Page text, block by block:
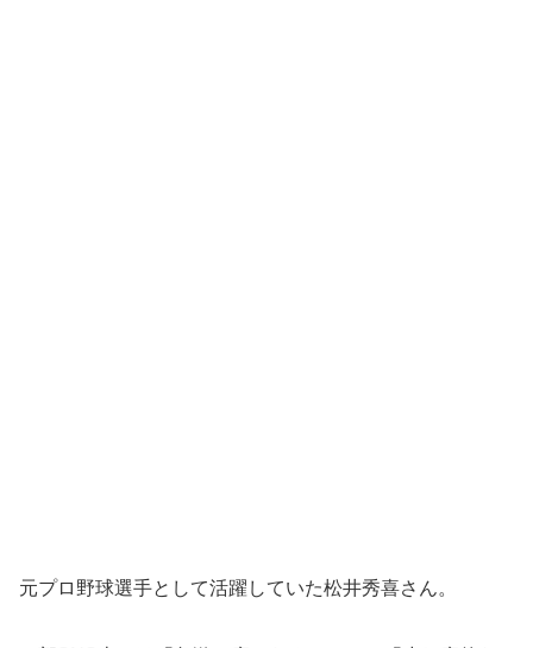
元プロ野球選手として活躍していた松井秀喜さん。